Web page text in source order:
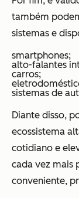
também
sistemas e
smartphones;
alto-falantes
carros;
sistemas de
Diante disso,
ecossistema
cotidiano e
cada vez mais
conveniente,